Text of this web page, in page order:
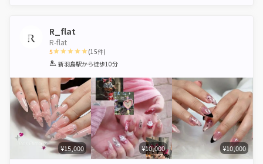
R_flat
R-flat
5
1 2 3 4 5
(15件)
新羽島駅から徒歩10分
¥15,000 ¥10,000 ¥10,000